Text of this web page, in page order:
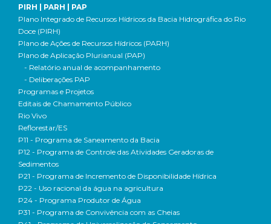
PIRH | PARH | PAP
Plano Integrado de Recursos Hídricos da Bacia Hidrográfica do Rio
Doce (PIRH)
Plano de Ações de Recursos Hídricos (PARH)
Plano de Aplicação Plurianual (PAP)
- Relatório anual de acompanhamento
- Deliberações PAP
Programas e Projetos
Editais de Chamamento Público
Rio Vivo
Reflorestar/ES
P11 - Programa de Saneamento da Bacia
P12 - Programa de Controle das Atividades Geradoras de
Sedimentos
P21 - Programa de Incremento de Disponibilidade Hídrica
P22 - Uso racional da água na agricultura
P24 - Programa Produtor de Água
P31 - Programa de Convivência com as Cheias